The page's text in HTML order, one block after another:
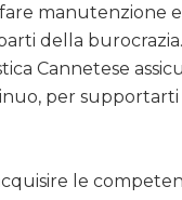
manutenzione
della
Cannetese
per
le